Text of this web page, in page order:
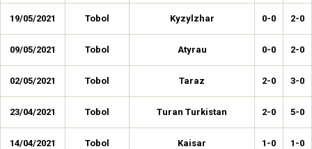
19/05/2021 Tobol Kyzylzhar 0-0 2-0
09/05/2021 Tobol Atyrau 0-0 2-0
02/05/2021 Tobol Taraz 2-0 3-0
23/04/2021 Tobol Turan Turkistan 2-0 5-0
14/04/2021 Tobol Kaisar 1-0 1-0